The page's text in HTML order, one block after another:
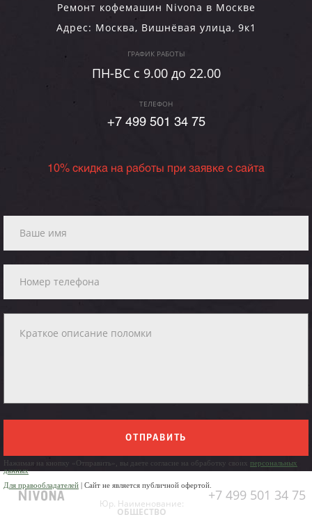
Ремонт кофемашин Nivona в Москве
Адрес: Москва, Вишнёвая улица, 9к1
ГРАФИК РАБОТЫ
ПН-ВC c 9.00 до 22.00
ТЕЛЕФОН
+7 499 501 34 75
10% скидка на работы при заявке с сайта
ОТПРАВИТЬ
Нажимая на кнопку «Отправить», вы даете согласие на обработку своих персональных
данных
Для правообладателей | Сайт не является публичной офертой.
+7 499 501 34 75
Юр. Наименование:
ОБЩЕСТВО